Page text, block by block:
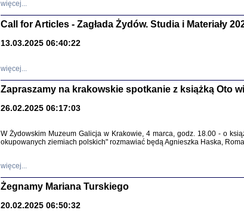
więcej...
Call for Articles - Zagłada Żydów. Studia i Materiały
13.03.2025 06:40:22
więcej...
Zapraszamy na krakowskie spotkanie z książką Oto
26.02.2025 06:17:03
W Żydowskim Muzeum Galicja w Krakowie, 4 marca, godz. 18.00 - o
okupowanych ziemiach polskich" rozmawiać będą Agnieszka Haska,
więcej...
Żegnamy Mariana Turskiego
20.02.2025 06:50:32